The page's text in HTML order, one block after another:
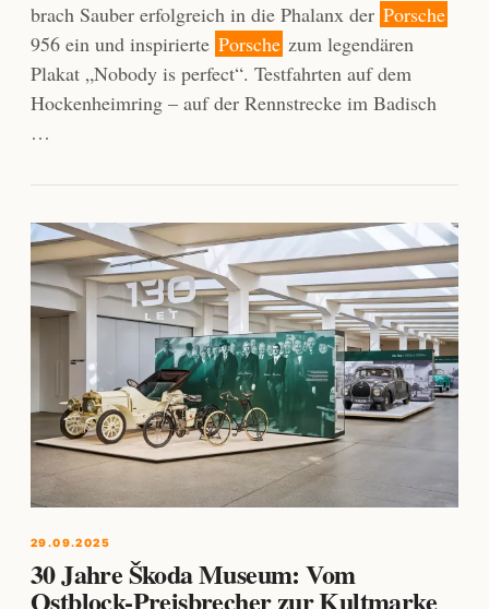
brach Sauber erfolgreich in die Phalanx der Porsche
956 ein und inspirierte Porsche zum legendären
Plakat „Nobody is perfect“. Testfahrten auf dem
Hockenheimring – auf der Rennstrecke im Badisch
…
29.09.2025
30 Jahre Škoda Museum: Vom
Ostblock-Preisbrecher zur Kultmarke